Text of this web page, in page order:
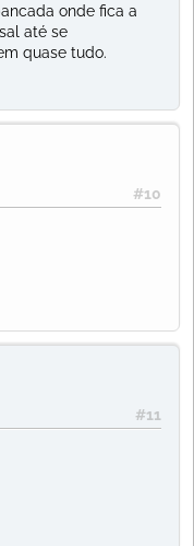
onde fica a
até se
quase tudo.
#10
#11